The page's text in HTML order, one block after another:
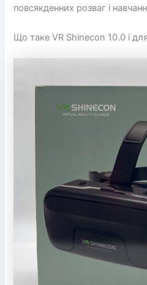
повсякденних розваг і
Що таке VR Shinecon 10.0 і